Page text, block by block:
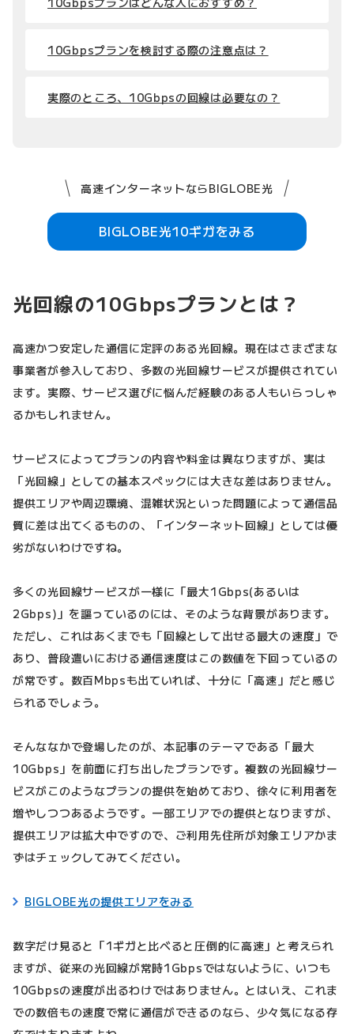
10Gbpsプランを検討する際の注意点は？
実際のところ、10Gbpsの回線は必要なの？
高速インターネットならBIGLOBE光
BIGLOBE光10ギガをみる
光回線の10Gbpsプランとは？
高速かつ安定した通信に定評のある光回線。現在はさまざまな
事業者が参入しており、多数の光回線サービスが提供されてい
ます。実際、サービス選びに悩んだ経験のある人もいらっしゃ
るかもしれません。
サービスによってプランの内容や料金は異なりますが、実は
「光回線」としての基本スペックには大きな差はありません。
提供エリアや周辺環境、混雑状況といった問題によって通信品
質に差は出てくるものの、「インターネット回線」としては優
劣がないわけですね。
多くの光回線サービスが一様に「最大1Gbps(あるいは
2Gbps)」を謳っているのには、そのような背景があります。
ただし、これはあくまでも「回線として出せる最大の速度」で
あり、普段遣いにおける通信速度はこの数値を下回っているの
が常です。数百Mbpsも出ていれば、十分に「高速」だと感じ
られるでしょう。
そんななかで登場したのが、本記事のテーマである「最大
10Gbps」を前面に打ち出したプランです。複数の光回線サー
ビスがこのようなプランの提供を始めており、徐々に利用者を
増やしつつあるようです。一部エリアでの提供となりますが、
提供エリアは拡大中ですので、ご利用先住所が対象エリアかま
ずはチェックしてみてください。
BIGLOBE光の提供エリアをみる
数字だけ見ると「1ギガと比べると圧倒的に高速」と考えられ
ますが、従来の光回線が常時1Gbpsではないように、いつも
10Gbpsの速度が出るわけではありません。とはいえ、これま
での数倍もの速度で常に通信ができるのなら、少々気になる存